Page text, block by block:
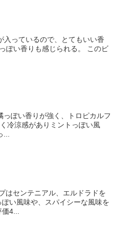
入っているので、とてもいい香
ぽい香りも感じられる。 このビ
ぽい香りが強く、トロピカルフ
冷涼感がありミントっぽい風
...
はセンテニアル、エルドラドを
い風味や、スパイシーな風味を
価4...